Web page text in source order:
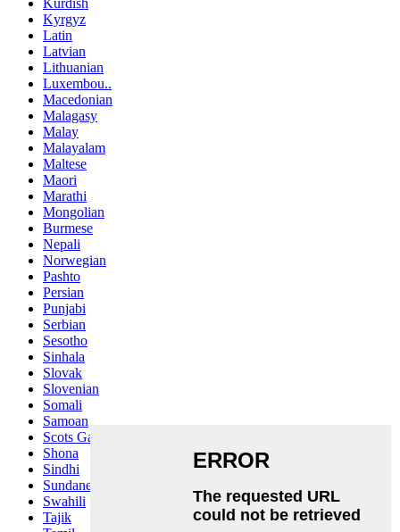
Kurdish
Kyrgyz
Latin
Latvian
Lithuanian
Luxembou..
Macedonian
Malagasy
Malay
Malayalam
Maltese
Maori
Marathi
Mongolian
Burmese
Nepali
Norwegian
Pashto
Persian
Punjabi
Serbian
Sesotho
Sinhala
Slovak
Slovenian
Somali
Samoan
Scots Gaelic
Shona
Sindhi
Sundanese
Swahili
Tajik